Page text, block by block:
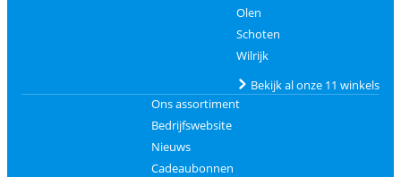
Olen
Schoten
Wilrijk
Bekijk al onze 11 winkels
Ons assortiment
Bedrijfswebsite
Nieuws
Cadeaubonnen